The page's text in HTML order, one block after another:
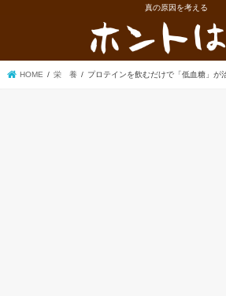
真の原因を考える
HOME 栄 養 プロテインを飲むだけで「低血糖」が